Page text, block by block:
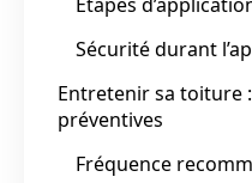
Sécurité durant
Entretenir sa toiture
préventives
Fréquence